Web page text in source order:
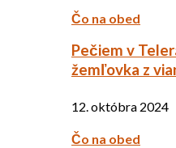
Čo na obed
Pečiem v
žemľovka z
12. októbra 2024
Čo na obed